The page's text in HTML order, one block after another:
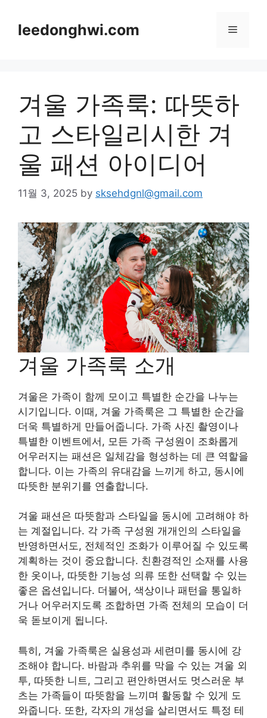
contentleedonghwi.com Menu
겨울 가족룩: 따뜻하
고 스타일리시한 겨
울 패션 아이디어
11월 3, 2025 by sksehdgnl@gmail.com
겨울 가족룩 소개
겨울은 가족이 함께 모이고 특별한 순간을 나누는
시기입니다. 이때, 겨울 가족룩은 그 특별한 순간을
더욱 특별하게 만들어줍니다. 가족 사진 촬영이나
특별한 이벤트에서, 모든 가족 구성원이 조화롭게
어우러지는 패션은 일체감을 형성하는 데 큰 역할을
합니다. 이는 가족의 유대감을 느끼게 하고, 동시에
따뜻한 분위기를 연출합니다.
겨울 패션은 따뜻함과 스타일을 동시에 고려해야 하
는 계절입니다. 각 가족 구성원 개개인의 스타일을
반영하면서도, 전체적인 조화가 이루어질 수 있도록
계획하는 것이 중요합니다. 친환경적인 소재를 사용
한 옷이나, 따뜻한 기능성 의류 또한 선택할 수 있는
좋은 옵션입니다. 더불어, 색상이나 패턴을 통일하
거나 어우러지도록 조합하면 가족 전체의 모습이 더
욱 돋보이게 됩니다.
특히, 겨울 가족룩은 실용성과 세련미를 동시에 강
조해야 합니다. 바람과 추위를 막을 수 있는 겨울 외
투, 따뜻한 니트, 그리고 편안하면서도 멋스러운 부
츠는 가족들이 따뜻함을 느끼며 활동할 수 있게 도
와줍니다. 또한, 각자의 개성을 살리면서도 특정 테